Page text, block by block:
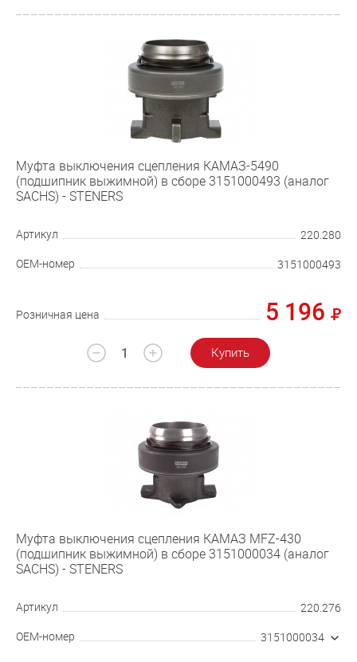
Муфта выключения сцепления КАМАЗ-5490
(подшипник выжимной) в сборе 3151000493 (аналог
SACHS) - STENERS
Артикул 220.280
OEM-номер 3151000493
Розничная цена 5 196
Купить
Муфта выключения сцепления КАМАЗ MFZ-430
(подшипник выжимной) в сборе 3151000034 (аналог
SACHS) - STENERS
Артикул 220.276
OEM-номер 3151000034